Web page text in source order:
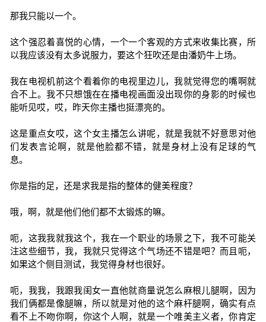
那我只能以一个。
这个强忍着喜悦的心情，一个一个客观的方式来收集比赛，所
以我应该没有太多说服力，要这个狂吹还是由潘奶牛上场。
我在电视机前这个看着你的电视里边儿，我就觉得您的嘴啊就
合不上。我不只想饿在在播电视画面没出现你的身影的时候也
能听见哎，哎，昨天你主播也挺漂亮的。
这是重点女哎，这个女主播怎么讲呢，就是我就不好意思对他
们发表言论啊，就是他脸都不错，就是身材上没有足球的气
息。
你是指的足，还是求我是指的整体的健美程度？
哦，啊，就是他们他们都不太锻炼的嘛。
呃，这我我就我这个，我在一个职业的场景之下，我不可能关
注这些细节，我，我就只觉得这个气场还不错是吧？而且呃，
如果这个侧目测试，我觉得身材也很好。
呃，我我，我跟我闺女一直他就商量说怎么麻根儿腿啊，因为
我们俩都是像腿嘛，所以就是对他的这个麻杆腿啊，确实有点
看不上不吻你啊，你这个人啊，就是一个唯美主义者，你肯定